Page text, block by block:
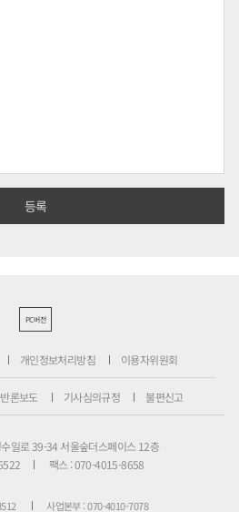
PC버전
개인정보처리방침 이용자위원회
론보도 기사심의규정 불편신고
일로 39-34 서울숲더스페이스 12층
팩스 : 070-4015-8658
사업본부 : 070-4010-7078